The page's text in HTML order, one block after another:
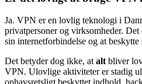
Ja. VPN er en lovlig teknologi i
privatpersoner og virksomheder.
sin internetforbindelse og at
Det betyder dog ikke, ataltbliver
VPN. Ulovlige aktiviteter er stadig